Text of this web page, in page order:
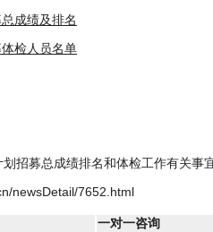
成绩及排名
检人员名单
招募总成绩排名和体检工作有关事
newsDetail/7652.html
一对一咨询